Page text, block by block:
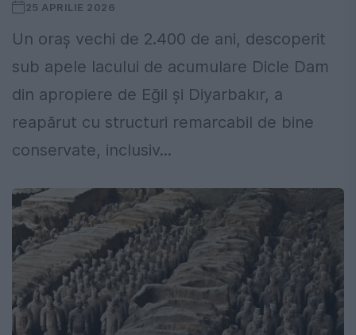
25 APRILIE 2026
Un oraș vechi de 2.400 de ani, descoperit
sub apele lacului de acumulare Dicle Dam
din apropiere de Eğil și Diyarbakır, a
reapărut cu structuri remarcabil de bine
conservate, inclusiv...